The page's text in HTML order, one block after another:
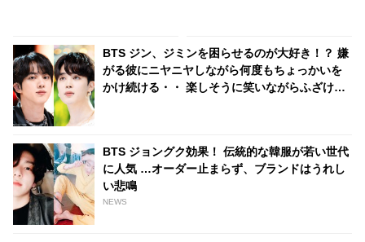
り・・ 衝撃的なシーンに爆笑
BTS ジン、ジミンを困らせるのが大好き！？ 嫌
がる彼にニヤニヤしながら何度もちょっかいを
かけ続ける・・ 楽しそうに笑いながらふざけ合
BTS ジョングク効果！ 伝統的な韓服が若い世代
に人気 …オーダー止まらず、ブランドはうれし
い悲鳴
NEWS